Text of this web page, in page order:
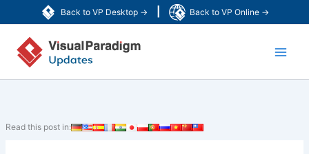
Back to VP Desktop → Back to VP Online →
ke
konten
Read this post in: